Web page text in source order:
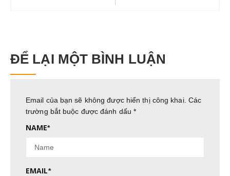
ĐỂ LẠI MỘT BÌNH LUẬN
Email của bạn sẽ không được hiển thị công khai. Các
trường bắt buộc được đánh dấu*
NAME*
EMAIL*